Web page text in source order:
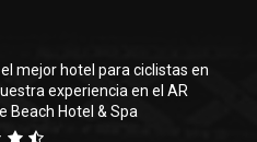
el mejor hotel para ciclistas en
experiencia en el AR
Beach Hotel & Spa